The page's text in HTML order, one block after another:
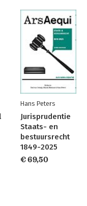
Hans Peters
Jurisprudentie
Staats- en
bestuursrecht
1849-2025
€ 69,50